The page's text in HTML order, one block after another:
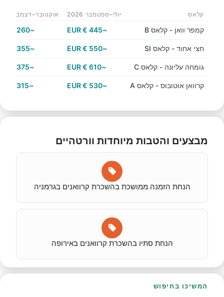
קלאס יולי–ספטמבר 2026 אוקטובר–דצמבר 2026
קמפר וואן - קלאס B ~445 € EUR
~260 € EUR
חצי אחוד - קלאס SI ~550 € EUR
~355 € EUR
גומחה עליונה - קלאס C ~610 € EUR
~375 € EUR
קרוואן אוטובוס - קלאס A ~530 € EUR
~315 € EUR
מבצעים והטבות מיוחדות וורטהיים
הנחת הזמנה ממושכת בהשכרת קרוואנים בגרמניה
הנחת סתיו בהשכרת קרוואנים באירופה
המשיכו בחיפוש